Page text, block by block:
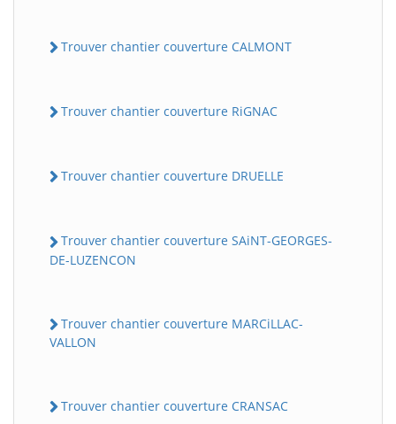
Trouver chantier couverture CALMONT
Trouver chantier couverture RiGNAC
Trouver chantier couverture DRUELLE
Trouver chantier couverture SAiNT-GEORGES-
DE-LUZENCON
Trouver chantier couverture MARCiLLAC-
VALLON
Trouver chantier couverture CRANSAC